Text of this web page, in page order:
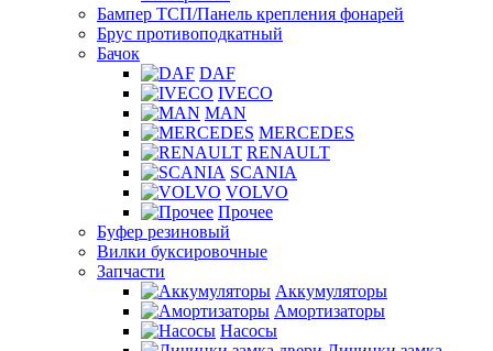
Бампер ТСП/Панель крепления фонарей
Брус противоподкатный
Бачок
DAF
IVECO
MAN
MERCEDES
RENAULT
SCANIA
VOLVO
Прочее
Буфер резиновый
Вилки буксировочные
Запчасти
Аккумуляторы
Амортизаторы
Насосы